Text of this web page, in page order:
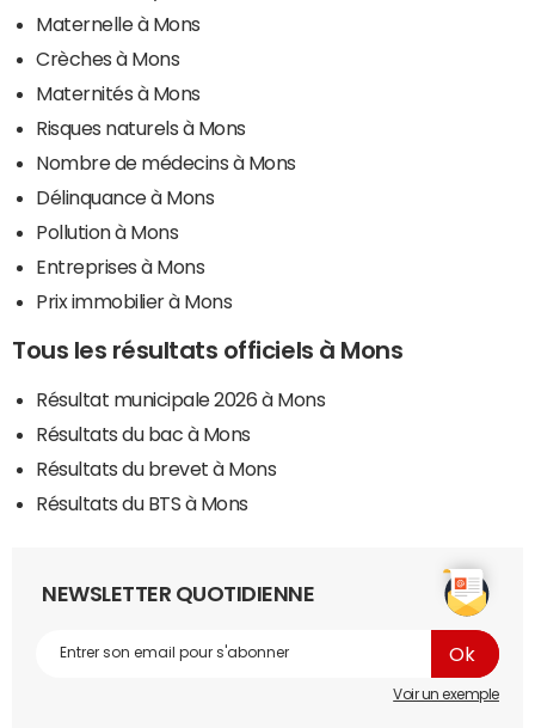
Maternelle à Mons
Crèches à Mons
Maternités à Mons
Risques naturels à Mons
Nombre de médecins à Mons
Délinquance à Mons
Pollution à Mons
Entreprises à Mons
Prix immobilier à Mons
Tous les résultats officiels à Mons
Résultat municipale 2026 à Mons
Résultats du bac à Mons
Résultats du brevet à Mons
Résultats du BTS à Mons
NEWSLETTER QUOTIDIENNE
Voir un exemple